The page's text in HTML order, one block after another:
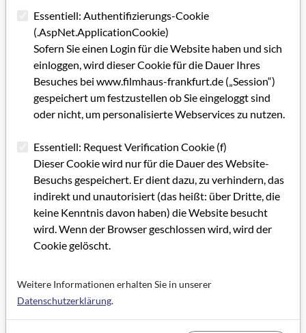
Essentiell: Authentifizierungs-Cookie
(.AspNet.ApplicationCookie)
Sofern Sie einen Login für die Website haben und sich
einloggen, wird dieser Cookie für die Dauer Ihres
Besuches bei www.filmhaus-frankfurt.de („Session“)
gespeichert um festzustellen ob Sie eingeloggt sind
oder nicht, um personalisierte Webservices zu nutzen.
Essentiell: Request Verification Cookie (f)
Dieser Cookie wird nur für die Dauer des Website-
Besuchs gespeichert. Er dient dazu, zu verhindern, das
indirekt und unautorisiert (das heißt: über Dritte, die
keine Kenntnis davon haben) die Website besucht
wird. Wenn der Browser geschlossen wird, wird der
Cookie gelöscht.
Weitere Informationen erhalten Sie in unserer
Datenschutzerklärung.